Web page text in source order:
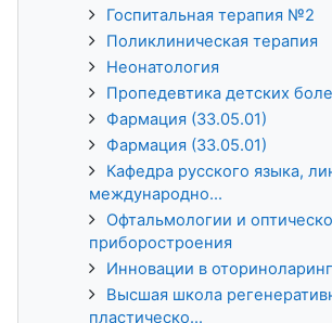
Госпитальная терапия №2
Поликлиническая терапия
Неонатология
Пропедевтика детских
Фармация (33.05.01)
Фармация (33.05.01)
Кафедра русского языка,
международно...
Офтальмологии и
приборостроения
Инновации в
Высшая школа
пластическо...